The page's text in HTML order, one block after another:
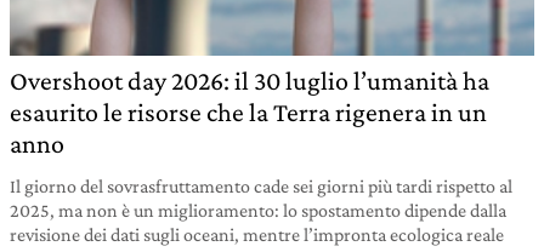
Overshoot day 2026: il 30 luglio l’umanità ha
esaurito le risorse che la Terra rigenera in un
anno
Il giorno del sovrasfruttamento cade sei giorni più tardi rispetto al
2025, ma non è un miglioramento: lo spostamento dipende dalla
revisione dei dati sugli oceani, mentre l’impronta ecologica reale